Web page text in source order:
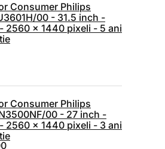
Consumer Philips
00 - 31.5 inch -
2560 x 1440 pixeli - 5 ani
lei.
este: 2.323,32 lei.
Consumer Philips
00 - 27 inch -
2560 x 1440 pixeli - 3 ani